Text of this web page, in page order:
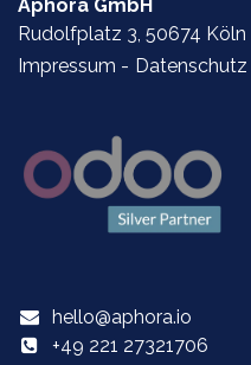
Aphora GmbH
Rudolfplatz 3, 50674 Köln
Impressum - Datenschutz
hello@aphora.io
+49 221 27321706